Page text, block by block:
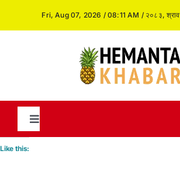
Fri, Aug 07, 2026 / 08:11 AM / २०८३,
Toggle
Navigation
Like this: